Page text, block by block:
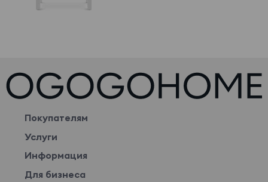
Покупателям
Услуги
Информация
Для бизнеса